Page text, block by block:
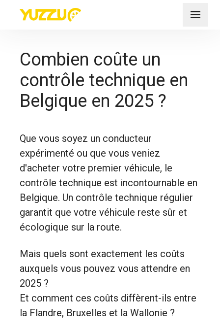
Combien coûte un
contrôle technique en
Belgique en 2025 ?
Que vous soyez un conducteur
expérimenté ou que vous veniez
d'acheter votre premier véhicule, le
contrôle technique est incontournable en
Belgique. Un contrôle technique régulier
garantit que votre véhicule reste sûr et
écologique sur la route.
Mais quels sont exactement les coûts
auxquels vous pouvez vous attendre en
2025 ?
Et comment ces coûts diffèrent-ils entre
la Flandre, Bruxelles et la Wallonie ?